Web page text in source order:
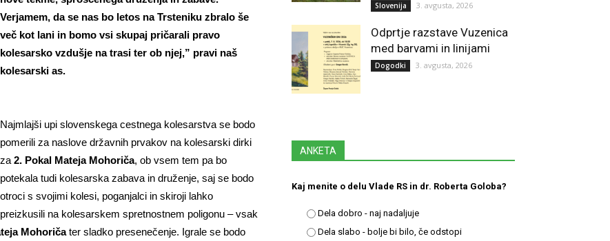
Verjamem, da se nas bo letos na Trsteniku zbralo še
več kot lani in bomo vsi skupaj pričarali pravo
kolesarsko vzdušje na trasi ter ob njej,” pravi naš
kolesarski as.
Najmlajši upi slovenskega cestnega kolesarstva se bodo
pomerili za naslove državnih prvakov na kolesarski dirki
za 2. Pokal Mateja Mohoriča, ob vsem tem pa bo
potekala tudi kolesarska zabava in druženje, saj se bodo
otroci s svojimi kolesi, poganjalci in skiroji lahko
preizkusili na kolesarskem spretnostnem poligonu – vsak
Mohoričater sladko presenečenje. Igrale se bodo
Slovenija 3. avgusta, 2026
Odprtje razstave Vuzenica
med barvami in linijami
Dogodki 3. avgusta, 2026
ANKETA
Kaj menite o delu Vlade RS in dr. Roberta Goloba?
Dela dobro - naj nadaljuje
Dela slabo - bolje bi bilo, če odstopi